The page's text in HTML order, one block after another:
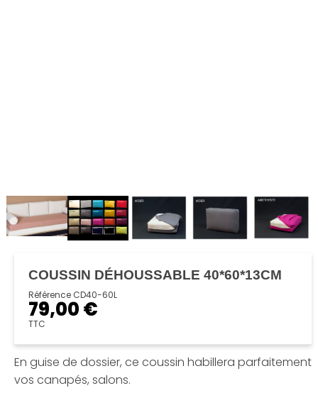
COUSSIN DÉHOUSSABLE 40*60*13CM
Référence CD40-60L
79,00 €
TTC
En guise de dossier, ce coussin habillera parfaitement
vos canapés, salons.